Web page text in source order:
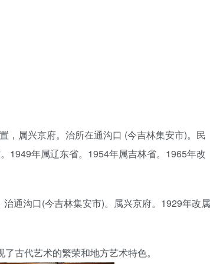
，属兴京府。治所在通沟口 (今吉林集安市)。民
1949年属辽东省。1954年属吉林省。1965年改
通沟口(今吉林集安市)。属兴京府。1929年改属
古代艺术的繁荣和地方艺术特色。